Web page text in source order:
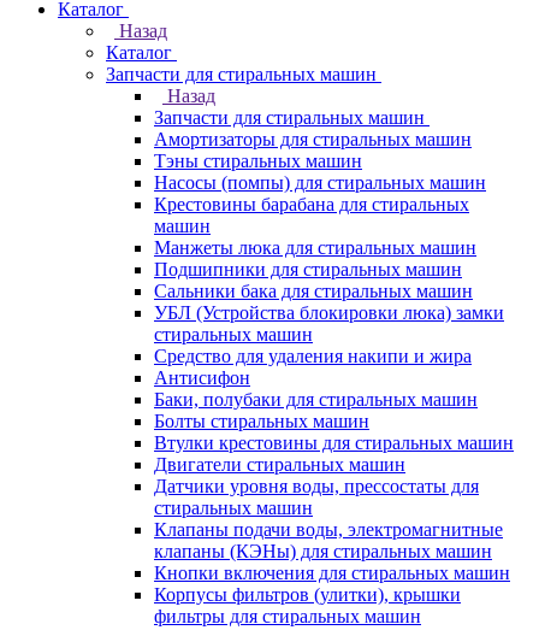
Каталог
Назад
Каталог
Запчасти для стиральных машин
Назад
Запчасти для стиральных машин
Амортизаторы для стиральных машин
Тэны стиральных машин
Насосы (помпы) для стиральных машин
Крестовины барабана для стиральных
машин
Манжеты люка для стиральных машин
Подшипники для стиральных машин
Сальники бака для стиральных машин
УБЛ (Устройства блокировки люка) замки
стиральных машин
Средство для удаления накипи и жира
Антисифон
Баки, полубаки для стиральных машин
Болты стиральных машин
Втулки крестовины для стиральных машин
Двигатели стиральных машин
Датчики уровня воды, прессостаты для
стиральных машин
Клапаны подачи воды, электромагнитные
клапаны (КЭНы) для стиральных машин
Кнопки включения для стиральных машин
Корпусы фильтров (улитки), крышки
фильтры для стиральных машин